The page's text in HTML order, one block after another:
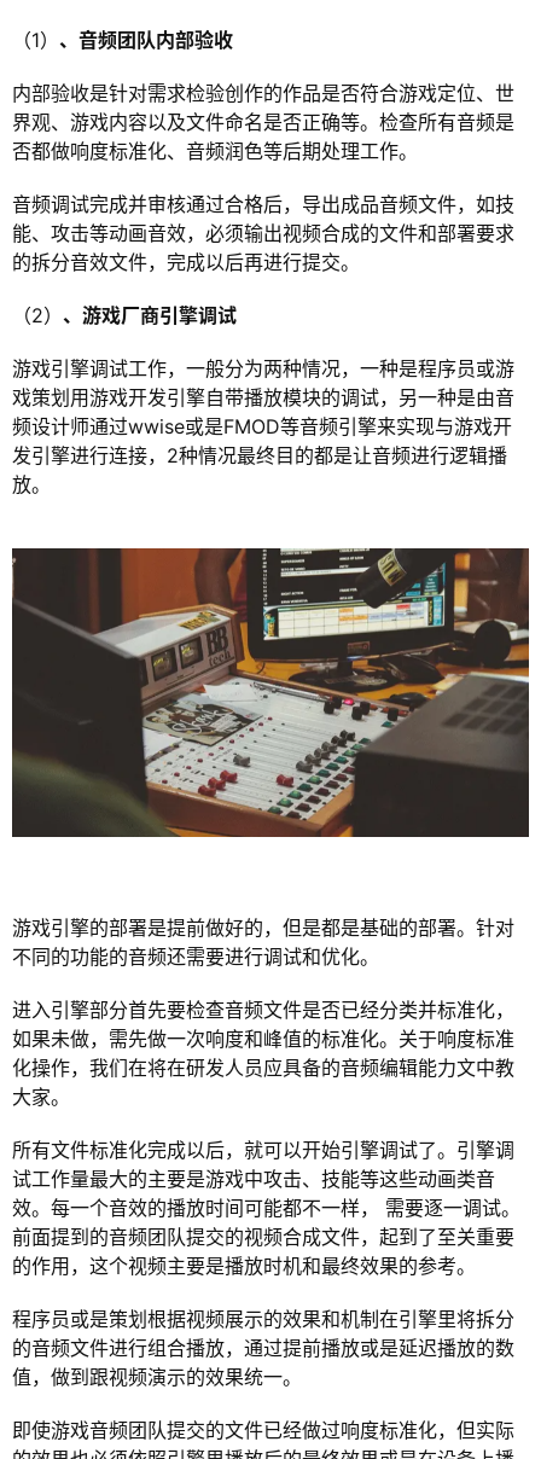
（1） 、音频团队内部验收
内部验收是针对需求检验创作的作品是否符合游戏定位、世
界观、游戏内容以及文件命名是否正确等。检查所有音频是
否都做响度标准化、音频润色等后期处理工作。
音频调试完成并审核通过合格后，导出成品音频文件，如技
能、攻击等动画音效，必须输出视频合成的文件和部署要求
的拆分音效文件，完成以后再进行提交。
（2） 、游戏厂商引擎调试
游戏引擎调试工作，一般分为两种情况，一种是程序员或游
戏策划用游戏开发引擎自带播放模块的调试，另一种是由音
频设计师通过wwise或是FMOD等音频引擎来实现与游戏开
发引擎进行连接，2种情况最终目的都是让音频进行逻辑播
放。
游戏引擎的部署是提前做好的，但是都是基础的部署。针对
不同的功能的音频还需要进行调试和优化。
进入引擎部分首先要检查音频文件是否已经分类并标准化，
如果未做，需先做一次响度和峰值的标准化。关于响度标准
化操作，我们在将在研发人员应具备的音频编辑能力文中教
大家。
所有文件标准化完成以后，就可以开始引擎调试了。引擎调
试工作量最大的主要是游戏中攻击、技能等这些动画类音
效。每一个音效的播放时间可能都不一样， 需要逐一调试。
前面提到的音频团队提交的视频合成文件，起到了至关重要
的作用，这个视频主要是播放时机和最终效果的参考。
程序员或是策划根据视频展示的效果和机制在引擎里将拆分
的音频文件进行组合播放，通过提前播放或是延迟播放的数
值，做到跟视频演示的效果统一。
即使游戏音频团队提交的文件已经做过响度标准化，但实际